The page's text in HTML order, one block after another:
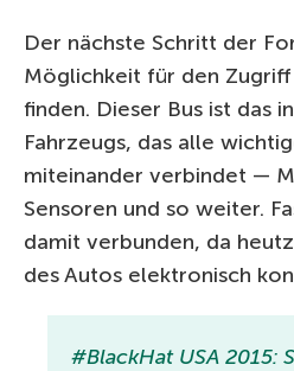
Der nächste Schritt der
Möglichkeit für den
finden. Dieser Bus ist das
Fahrzeugs, das alle
miteinander verbindet —
Sensoren und so weiter.
damit verbunden, da
des Autos elektronisch
#BlackHat USA 2015: